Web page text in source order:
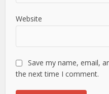
Website
Save my name, email,
the next time I comment.